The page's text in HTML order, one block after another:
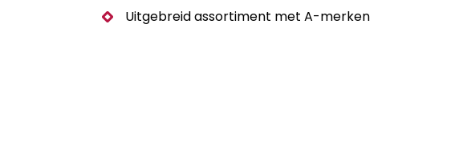
Uitgebreid assortiment met A-merken